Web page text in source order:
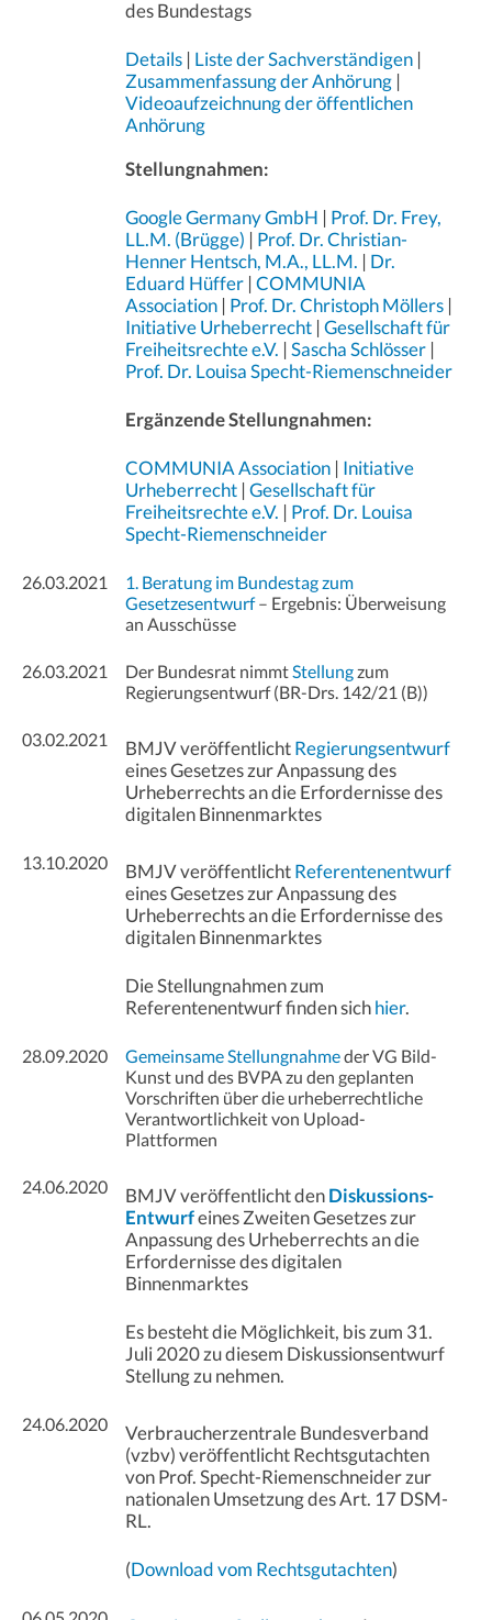
des Bundestags
Details | Liste der Sachverständigen |
Zusammenfassung der Anhörung |
Videoaufzeichnung der öffentlichen
Anhörung
Stellungnahmen:
Google Germany GmbH | Prof. Dr. Frey,
LL.M. (Brügge) | Prof. Dr. Christian-
Henner Hentsch, M.A., LL.M. | Dr.
Eduard Hüffer | COMMUNIA
Association | Prof. Dr. Christoph Möllers |
Initiative Urheberrecht | Gesellschaft für
Freiheitsrechte e.V. | Sascha Schlösser |
Prof. Dr. Louisa Specht-Riemenschneider
Ergänzende Stellungnahmen:
COMMUNIA Association | Initiative
Urheberrecht | Gesellschaft für
Freiheitsrechte e.V. | Prof. Dr. Louisa
Specht-Riemenschneider
26.03.2021
1. Beratung im Bundestag zum
Gesetzesentwurf– Ergebnis: Überweisung
an Ausschüsse
26.03.2021 Der Bundesrat nimmtStellungzum
Regierungsentwurf (BR-Drs. 142/21 (B))
03.02.2021 BMJV veröffentlichtRegierungsentwurf
eines Gesetzes zur Anpassung des
Urheberrechts an die Erfordernisse des
digitalen Binnenmarktes
13.10.2020 BMJV veröffentlichtReferentenentwurf
eines Gesetzes zur Anpassung des
Urheberrechts an die Erfordernisse des
digitalen Binnenmarktes
Die Stellungnahmen zum
Referentenentwurf finden sichhier.
28.09.2020 Gemeinsame Stellungnahmeder VG Bild-
Kunst und des BVPA zu den geplanten
Vorschriften über die urheberrechtliche
Verantwortlichkeit von Upload-
Plattformen
24.06.2020 BMJV veröffentlicht denDiskussions-
Entwurfeines Zweiten Gesetzes zur
Anpassung des Urheberrechts an die
Erfordernisse des digitalen
Binnenmarktes
Es besteht die Möglichkeit, bis zum 31.
Juli 2020 zu diesem Diskussionsentwurf
Stellung zu nehmen.
24.06.2020
Verbraucherzentrale Bundesverband
(vzbv) veröffentlicht Rechtsgutachten
von Prof. Specht-Riemenschneider zur
nationalen Umsetzung des Art. 17 DSM-
RL.
(Download vom Rechtsgutachten)